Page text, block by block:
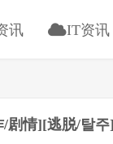
讯 IT资讯
/剧情][逃脱/탈